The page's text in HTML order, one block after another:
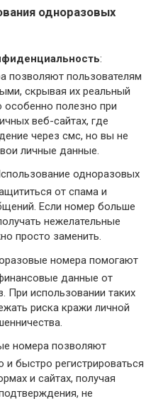
одноразовых
:
позволяют пользователям
скрывая их реальный
особенно полезно при
веб-сайтах, где
через смс, но вы не
личные данные.
одноразовых
от спама и
Если номер больше
нежелательные
просто заменить.
номера помогают
данные от
При использовании таких
риска кражи личной
номера позволяют
и быстро регистрироваться
и сайтах, получая
не